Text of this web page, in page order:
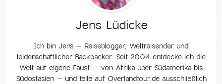
Jens Lüdicke
Ich bin Jens – Reiseblogger, Weltreisender und
leidenschaftlicher Backpacker. Seit 2004 entdecke ich die
Welt auf eigene Faust – von Afrika über Südamerika bis
Südostasien – und teile auf Overlandtour.de ausschließlich